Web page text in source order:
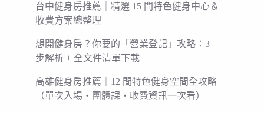
台中健身房推薦｜精選 15 間特色健身中心＆
收費方案總整理
想開健身房？你要的「營業登記」攻略：3
步解析 + 全文件清單下載
高雄健身房推薦｜12 間特色健身空間全攻略
（單次入場・團體課・收費資訊一次看）